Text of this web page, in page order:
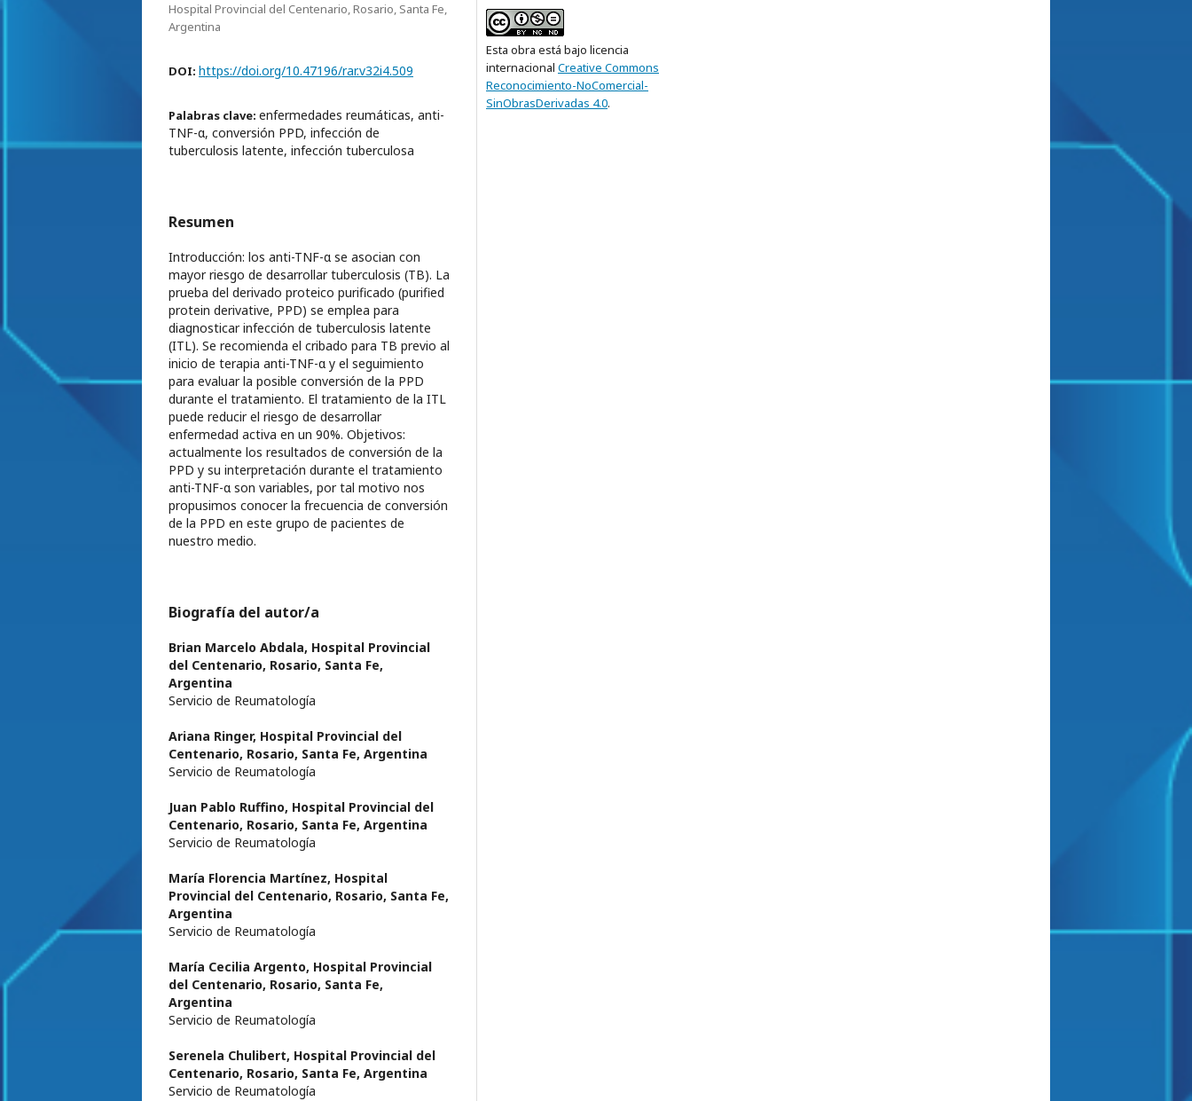
Hospital Provincial del Centenario, Rosario, Santa Fe,
Argentina
DOI: https://doi.org/10.47196/rar.v32i4.509
Palabras clave: enfermedades reumáticas, anti-
TNF-α, conversión PPD, infección de
tuberculosis latente, infección tuberculosa
Resumen
Introducción: los anti-TNF-α se asocian con
mayor riesgo de desarrollar tuberculosis (TB). La
prueba del derivado proteico purificado (purified
protein derivative, PPD) se emplea para
diagnosticar infección de tuberculosis latente
(ITL). Se recomienda el cribado para TB previo al
inicio de terapia anti-TNF-α y el seguimiento
para evaluar la posible conversión de la PPD
durante el tratamiento. El tratamiento de la ITL
puede reducir el riesgo de desarrollar
enfermedad activa en un 90%. Objetivos:
actualmente los resultados de conversión de la
PPD y su interpretación durante el tratamiento
anti-TNF-α son variables, por tal motivo nos
propusimos conocer la frecuencia de conversión
de la PPD en este grupo de pacientes de
nuestro medio.
Biografía del autor/a
Brian Marcelo Abdala, Hospital Provincial
del Centenario, Rosario, Santa Fe,
Argentina
Servicio de Reumatología
Ariana Ringer, Hospital Provincial del
Centenario, Rosario, Santa Fe, Argentina
Servicio de Reumatología
Juan Pablo Ruffino, Hospital Provincial del
Centenario, Rosario, Santa Fe, Argentina
Servicio de Reumatología
María Florencia Martínez, Hospital
Provincial del Centenario, Rosario, Santa Fe,
Argentina
Servicio de Reumatología
María Cecilia Argento, Hospital Provincial
del Centenario, Rosario, Santa Fe,
Argentina
Servicio de Reumatología
Serenela Chulibert, Hospital Provincial del
Centenario, Rosario, Santa Fe, Argentina
Servicio de Reumatología
Esta obra está bajo licencia
internacional Creative Commons
Reconocimiento-NoComercial-
SinObrasDerivadas 4.0.